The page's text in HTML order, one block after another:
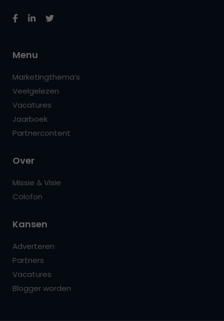
Menu
Marketingthema’s
Veelgelezen
Vacatures
Jaarboek
Partnercontent
Over
Missie & Visie
Colofon
Kansen
Adverteren
Partners
Vacatures
Blogger worden